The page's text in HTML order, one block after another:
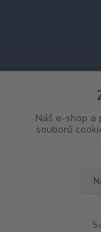
Kvalitní
© 2023
Náš e-shop a
souborů